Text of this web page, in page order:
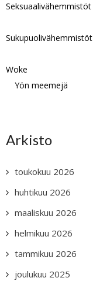
Seksuaalivähemmistöt
Sukupuolivähemmistöt
Woke
Yön meemejä
Arkisto
toukokuu 2026
huhtikuu 2026
maaliskuu 2026
helmikuu 2026
tammikuu 2026
joulukuu 2025